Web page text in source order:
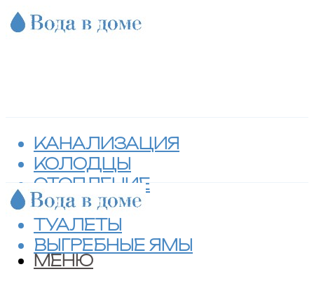
КАНАЛИЗАЦИЯ
КОЛОДЦЫ
ОТОПЛЕНИЕ
СЕПТИКИ
ТУАЛЕТЫ
ВЫГРЕБНЫЕ ЯМЫ
МЕНЮ